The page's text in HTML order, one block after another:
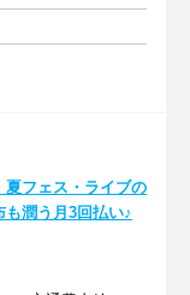
夏フェス・ライブの
潤う月3回払い♪